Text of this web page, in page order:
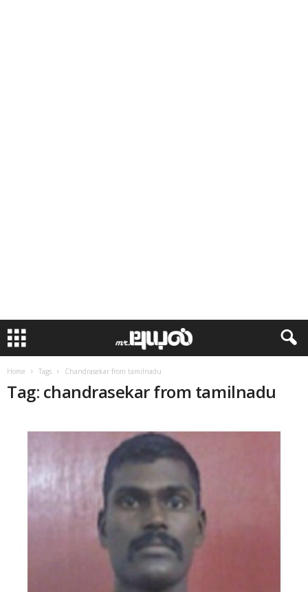
Home Tags Chandrasekar from tamilnadu
Tag: chandrasekar from tamilnadu